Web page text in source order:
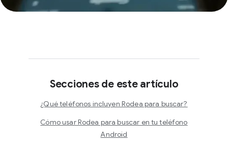
Secciones de este artículo
¿Qué teléfonos incluyen Rodea para buscar?
Cómo usar Rodea para buscar en tu teléfono
Android